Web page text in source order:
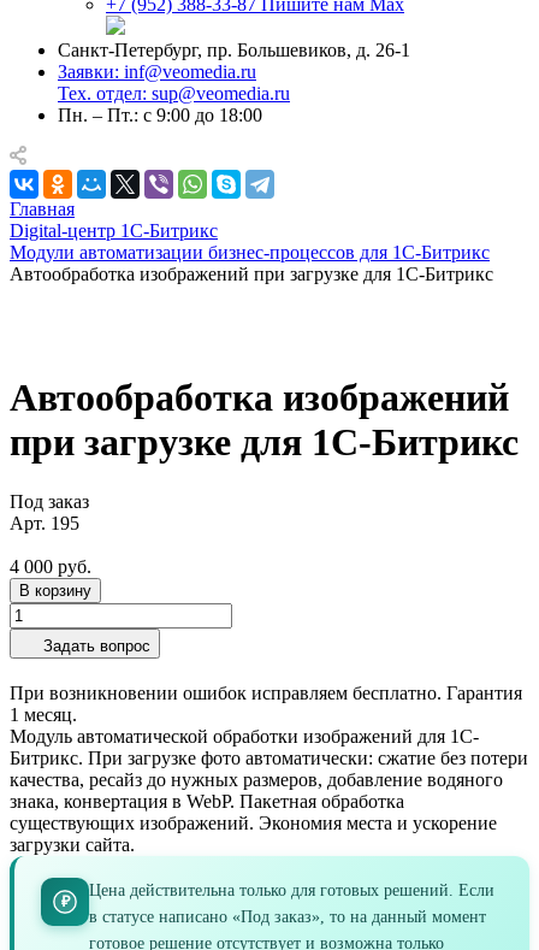
+7 (952) 388-33-87 Пишите нам Max
Санкт-Петербург, пр. Большевиков, д. 26-1
Заявки: inf@veomedia.ru
Тех. отдел: sup@veomedia.ru
Пн. – Пт.: с 9:00 до 18:00
Главная
Digital‑центр 1С‑Битрикс
Модули автоматизации бизнес-процессов для 1С-Битрикс
Автообработка изображений при загрузке для 1С-Битрикс
Автообработка изображений
при загрузке для 1С-Битрикс
Под заказ
Арт. 195
4 000 руб.
В корзину
Задать вопрос
При возникновении ошибок исправляем бесплатно. Гарантия
1 месяц.
Модуль автоматической обработки изображений для 1С-
Битрикс. При загрузке фото автоматически: сжатие без потери
качества, ресайз до нужных размеров, добавление водяного
знака, конвертация в WebP. Пакетная обработка
существующих изображений. Экономия места и ускорение
загрузки сайта.
₽
Цена действительна только для готовых решений. Если
в статусе написано «Под заказ», то на данный момент
готовое решение отсутствует и возможна только